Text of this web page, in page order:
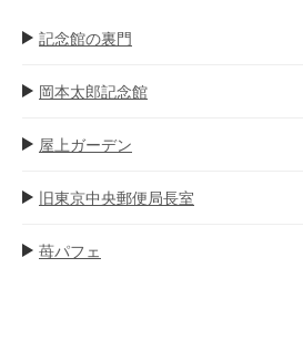
記念館の裏門
岡本太郎記念館
屋上ガーデン
旧東京中央郵便局長室
苺パフェ